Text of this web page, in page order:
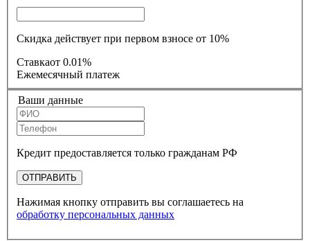
Скидка действует при первом взносе от 10%
Ставкаот 0.01%
Ежемесячный платеж
Ваши данные
Кредит предоставляется только гражданам РФ
ОТПРАВИТЬ
Нажимая кнопку отправить вы соглашаетесь на
обработку персональных данных